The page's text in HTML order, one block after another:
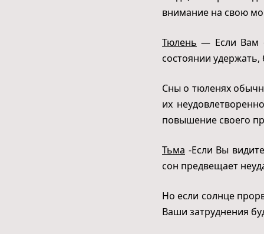
внимание на свою
Тюлень — Если Вам
состоянии
Сны о тюленях
их
повышение своего
Тьма -Если Вы
сон предвещает
Но если солнце
Ваши затруднения